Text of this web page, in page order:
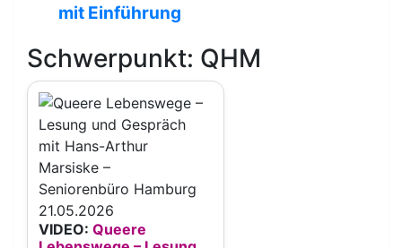
mit Einführung
Schwerpunkt: QHM
VIDEO: Queere